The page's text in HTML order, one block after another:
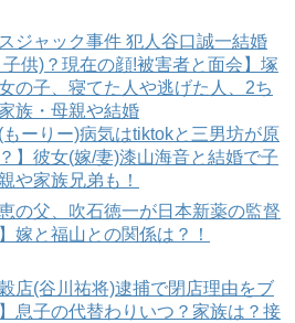
スジャック事件 犯人谷口誠一結婚
供)？現在の顔!被害者と面会】塚
の子、寝てた人や逃げた人、2ち
族・母親や結婚
(もーりー)病気はtiktokと三男坊が原
】彼女(嫁/妻)漆山海音と結婚で子
や家族兄弟も！
恵の父、吹石徳一が日本新薬の監督
嫁と福山との関係は？！
穀店(谷川祐将)逮捕で閉店理由をブ
息子の代替わりいつ？家族は？接